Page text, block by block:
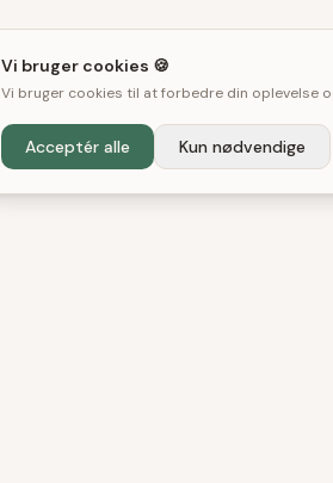
Vi bruger cookies 🍪
Vi bruger cookies til at forbedre din oplevelse
Acceptér alle Kun nødvendige